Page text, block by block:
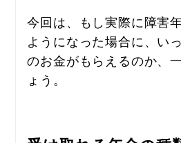
今回は、もし実際に障害
ようになった場合に、い
のお金がもらえるのか、
ょう。